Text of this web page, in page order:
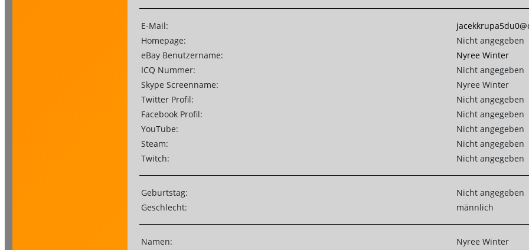
E-Mail:
Homepage:
Nicht angegeben
eBay Benutzername:
Nyree Winter
ICQ Nummer:
Nicht angegeben
Skype Screenname:
Nyree Winter
Twitter Profil:
Nicht angegeben
Facebook Profil:
Nicht angegeben
YouTube:
Nicht angegeben
Steam:
Nicht angegeben
Twitch:
Nicht angegeben
Geburtstag:
Nicht angegeben
Geschlecht:
männlich
Namen: Nyree Winter